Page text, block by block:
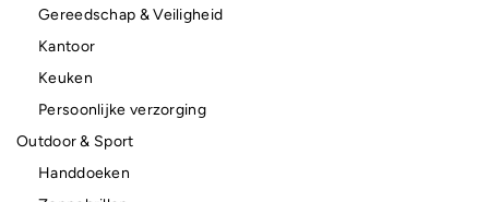
Gereedschap & Veiligheid
Kantoor
Keuken
Persoonlijke verzorging
Outdoor & Sport
Handdoeken